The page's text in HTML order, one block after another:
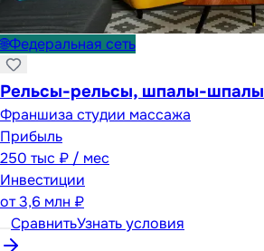
🌐Федеральная сеть
Рельсы-рельсы, шпалы-шпалы
Франшиза студии массажа
Прибыль
250 тыс ₽ / мес
Инвестиции
от3,6 млн ₽
СравнитьУзнать условия